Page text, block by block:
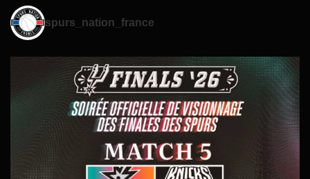
spurs_nation_france